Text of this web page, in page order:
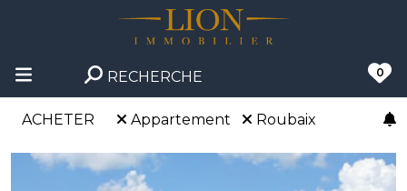
RECHERCHE 0
ACHETER Appartement Roubaix